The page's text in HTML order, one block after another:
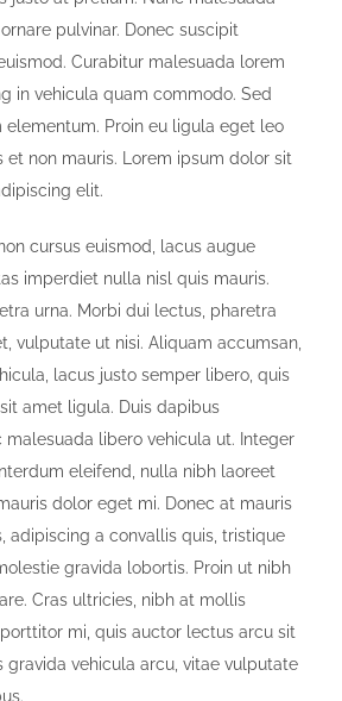
pulvinar. Donec suscipit
Curabitur malesuada lorem
in vehicula quam commodo. Sed
Proin eu ligula eget leo
et non mauris. Lorem ipsum dolor sit
elit.
cursus euismod, lacus augue
imperdiet nulla nisl quis mauris.
urna. Morbi dui lectus, pharetra
vulputate ut nisi. Aliquam accumsan,
lacus justo semper libero, quis
amet ligula. Duis dapibus
libero vehicula ut. Integer
eleifend, nulla nibh laoreet
dolor eget mi. Donec at mauris
adipiscing a convallis quis, tristique
gravida lobortis. Proin ut nibh
Cras ultricies, nibh at mollis
mi, quis auctor lectus arcu sit
gravida vehicula arcu, vitae vulputate